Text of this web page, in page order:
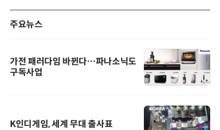
주요뉴스
가전 패러다임 바뀐다…파나소닉도
구독사업
K인디게임, 세계 무대 출사표